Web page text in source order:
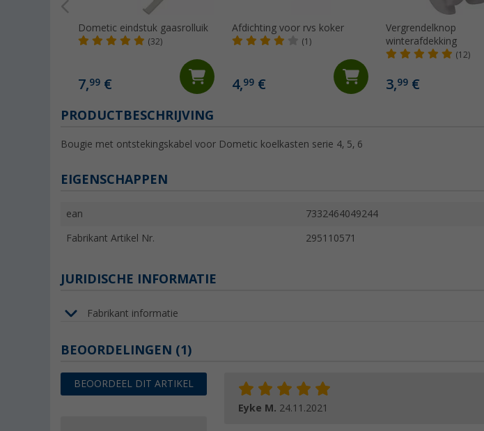
Dometic eindstuk gaasrolluik
(32)
7,99 €
Afdichting voor rvs koker
(1)
4,99 €
Vergrendelknop
winterafdekking
(12)
3,99 €
PRODUCTBESCHRIJVING
Bougie met ontstekingskabel voor Dometic koelkasten serie 4, 5, 6
EIGENSCHAPPEN
ean 7332464049244
Fabrikant Artikel Nr. 295110571
JURIDISCHE INFORMATIE
Fabrikant informatie
BEOORDELINGEN (1)
BEOORDEEL DIT ARTIKEL
Eyke M. 24.11.2021